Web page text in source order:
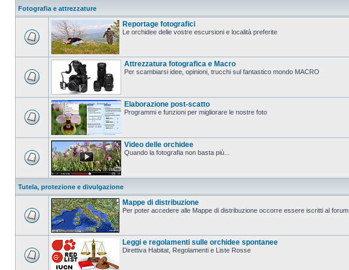
Fotografia e attrezzature
Reportage fotografici
Le orchidee delle vostre escursioni e località preferite
Attrezzatura fotografica e Macro
Per scambiarsi idee, opinioni, trucchi sul fantastico mondo MACRO
Elaborazione post-scatto
Programmi e funzioni per migliorare le nostre foto
Video delle orchidee
Quando la fotografia non basta più...
Tutela, protezione e divulgazione
Mappe di distribuzione
Per poter accedere alle Mappe di distribuzione occorre essere iscritti al forum.
Leggi e regolamenti sulle orchidee spontanee
Direttiva Habitat, Regolamenti e Liste Rosse